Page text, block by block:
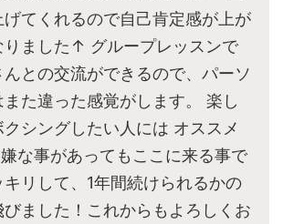
げてくれるので自己肯定感が上が
りました↑ グループレッスンで
んとの交流ができるので、パーソ
た違った感覚がします。 楽し
シングしたい人には オススメ
な事があってもここに来る事で
リして、1年間続けられるかの
ました！これからもよろしくお